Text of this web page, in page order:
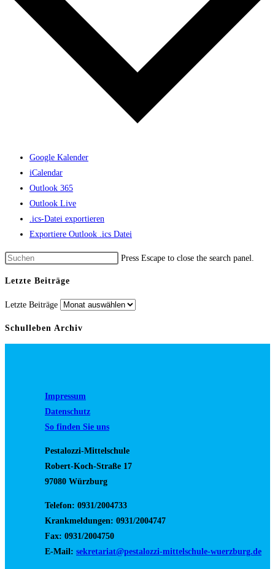
Google Kalender
iCalendar
Outlook 365
Outlook Live
.ics-Datei exportieren
Exportiere Outlook .ics Datei
Press Escape to close the search panel.
Letzte Beiträge
Letzte Beiträge
Schulleben Archiv
Impressum
Datenschutz
So finden Sie uns
Pestalozzi-Mittelschule
Robert-Koch-Straße 17
97080 Würzburg
Telefon: 0931/2004733
Krankmeldungen: 0931/2004747
Fax: 0931/2004750
E-Mail: sekretariat@pestalozzi-mittelschule-wuerzburg.de